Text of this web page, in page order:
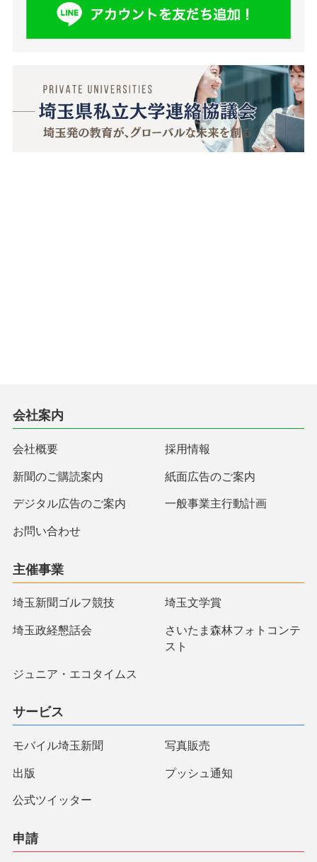
会社案内
会社概要 採用情報
新聞のご購読案内 紙面広告のご案内
デジタル広告のご案内 一般事業主行動計画
お問い合わせ
主催事業
埼玉新聞ゴルフ競技 埼玉文学賞
埼玉政経懇話会
さいたま森林フォトコンテ
スト
ジュニア・エコタイムス
サービス
モバイル埼玉新聞 写真販売
出版 プッシュ通知
公式ツイッター
申請